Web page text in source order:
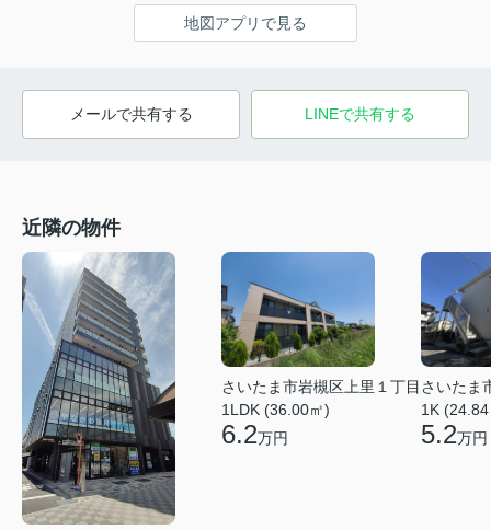
地図アプリで見る
メールで共有する LINEで共有する
近隣の物件
さいたま市岩槻区上里１丁目
1LDK (36.00㎡)
6.2万円
さいたま
1K
5.2万円